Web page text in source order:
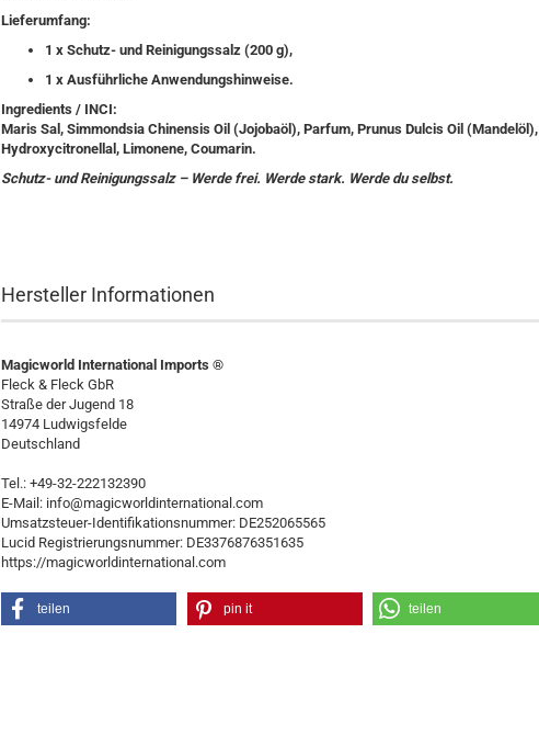
Lieferumfang:
1 x Schutz- und Reinigungssalz (200 g),
1 x Ausführliche Anwendungshinweise.
Ingredients / INCI:
Maris Sal, Simmondsia Chinensis Oil (Jojobaöl), Parfum, Prunus Dulcis Oil (Mandelöl),
Hydroxycitronellal, Limonene, Coumarin.
Schutz- und Reinigungssalz – Werde frei. Werde stark. Werde du selbst.
Hersteller Informationen
Magicworld International Imports ®
Fleck & Fleck GbR
Straße der Jugend 18
14974 Ludwigsfelde
Deutschland
Tel.: +49-32-222132390
E-Mail: info@magicworldinternational.com
Umsatzsteuer-Identifikationsnummer: DE252065565
Lucid Registrierungsnummer: DE3376876351635
https://magicworldinternational.com
teilen pin it teilen